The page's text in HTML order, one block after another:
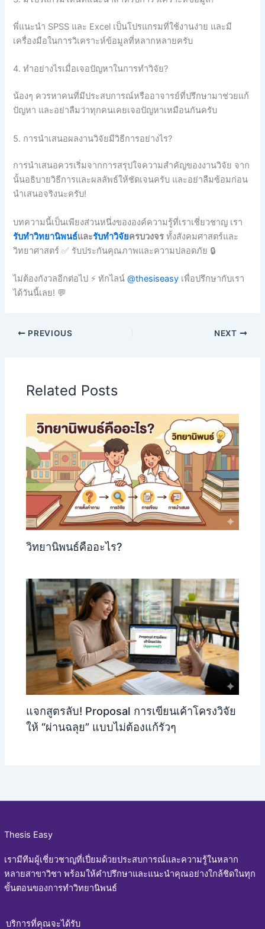
พี่แนะนำ SPSS และ Excel เป็นโปรแกรมที่ใช้งานง่าย และมี
เครื่องมือในการวิเคราะห์ข้อมูลที่หลากหลายครับ
4. ทำอย่างไรเมื่อเจอปัญหาในการทำวิจัย?
น้องๆ ควรหาคนที่มีประสบการณ์หรืออาจารย์ที่ปรึกษามาช่วยแก้
ปัญหา และอย่าลืมว่าทุกคนเคยเจอปัญหาเหมือนกันครับ
5. การนำเสนอผลงานวิจัยมีวิธีการอย่างไร?
การนำเสนอควรเริ่มจากการสรุปใจความสำคัญของงานวิจัย จาก
นั้นอธิบายวิธีการและผลลัพธ์ให้ชัดเจนครับ และอย่าลืมซ้อมก่อน
นำเสนอจริงนะครับ!
บทความนี้เป็นเพียงส่วนหนึ่งขององค์ความรู้ที่เราเชี่ยวชาญ เรา
รับทำวิทยานิพนธ์และรับทำวิจัยครบวงจร ทั้งสังคมศาสตร์และ
วิทยาศาสตร์ ✅ รับประกันคุณภาพและความปลอดภัย 🔒
ไม่ต้องกังวลอีกต่อไป ⚡ ทักไลน์@thesiseasy เพื่อปรึกษากับเรา
ได้วันนี้เลย! 💬
PREVIOUS NEXT
Related Posts
วิทยานิพนธ์คืออะไร?
แจกสูตรลับ! Proposal การเขียนเค้าโครงวิจัย
ให้ “ผ่านฉลุย” แบบไม่ต้องแก้รัวๆ
Thesis Easy
เรามีทีมผู้เชี่ยวชาญที่เปี่ยมด้วยประสบการณ์และความรู้ในหลาก
หลายสาขาวิชา พร้อมให้คำปรึกษาและแนะนำคุณอย่างใกล้ชิดในทุก
ขั้นตอนของการทำวิทยานิพนธ์
บริการที่คุณจะได้รับ